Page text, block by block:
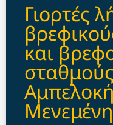
Γιορτές
και